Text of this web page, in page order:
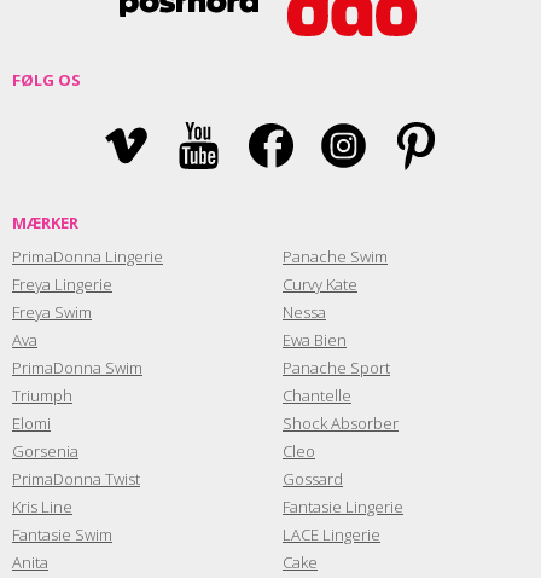
FØLG OS
MÆRKER
PrimaDonna Lingerie
Freya Lingerie
Freya Swim
Ava
PrimaDonna Swim
Triumph
Elomi
Gorsenia
PrimaDonna Twist
Kris Line
Fantasie Swim
Anita
Panache Swim
Curvy Kate
Nessa
Ewa Bien
Panache Sport
Chantelle
Shock Absorber
Cleo
Gossard
Fantasie Lingerie
LACE Lingerie
Cake